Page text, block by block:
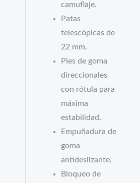
camuflaje.
Patas
telescópicas de
22 mm.
Pies de goma
direccionales
con rótula para
máxima
estabilidad.
Empuñadura de
goma
antideslizante.
Bloqueo de